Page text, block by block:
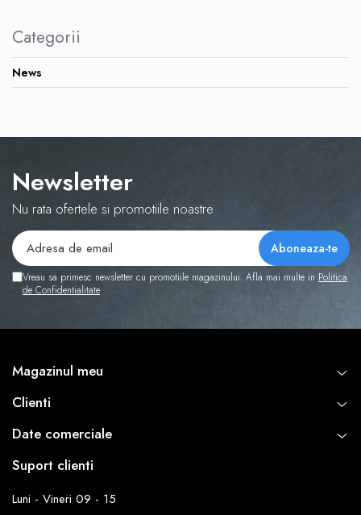
Categorii
News
Newsletter
Nu rata ofertele si promotiile noastre
Vreau sa primesc newsletter cu promotiile magazinului. Afla mai multe in Politica
de Confidentialitate
Magazinul meu
Clienti
Date comerciale
Suport clienti
Luni - Vineri 09 - 15